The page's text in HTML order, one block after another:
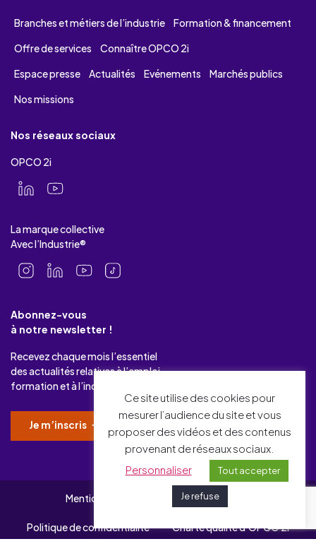
Branches et métiers de l’industrie
Formation & financement
Offre de services
Connaître OPCO 2i
Espace presse
Actualités Evénements
Marchés publics
Nos missions
Nos réseaux sociaux
OPCO 2i
La marque collective
Avec l’Industrie®
Abonnez-vous
à notre newsletter !
Recevez chaque mois l’essentiel
des actualités relatives à l’emploi-
formation et à l’industrie.
Je m’inscris
Mentions légales Gérer mes cookies
Politique de confidentialité Charte qualité d’OPCO 2i
Ce site utilise des cookies pour
mesurer l’audience du site et vous
proposer des vidéos et des contenus
provenant de réseaux sociaux.
Personnaliser
Tout accepter
Je refuse